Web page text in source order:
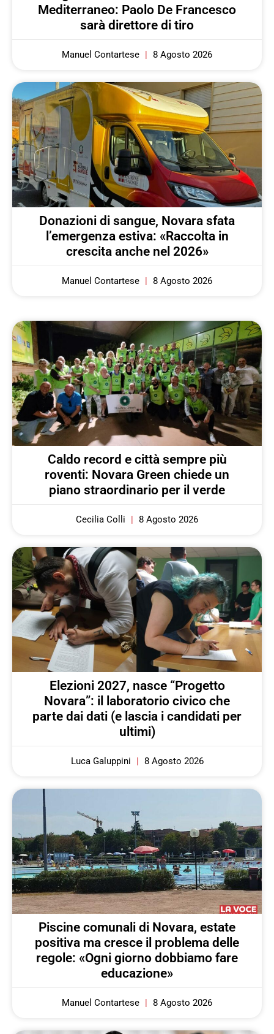
Mediterraneo: Paolo De Francesco
sarà direttore di tiro
Manuel Contartese 8 Agosto 2026
Donazioni di sangue, Novara sfata
l’emergenza estiva: «Raccolta in
crescita anche nel 2026»
Manuel Contartese 8 Agosto 2026
Caldo record e città sempre più
roventi: Novara Green chiede un
piano straordinario per il verde
Cecilia Colli 8 Agosto 2026
Elezioni 2027, nasce “Progetto
Novara”: il laboratorio civico che
parte dai dati (e lascia i candidati per
ultimi)
Luca Galuppini 8 Agosto 2026
Piscine comunali di Novara, estate
positiva ma cresce il problema delle
regole: «Ogni giorno dobbiamo fare
educazione»
Manuel Contartese 8 Agosto 2026